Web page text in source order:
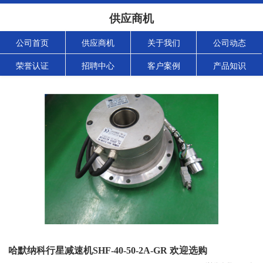
供应商机
公司首页 供应商机 关于我们 公司动态
荣誉认证 招聘中心 客户案例 产品知识
哈默纳科行星减速机SHF-40-50-2A-GR 欢迎选购